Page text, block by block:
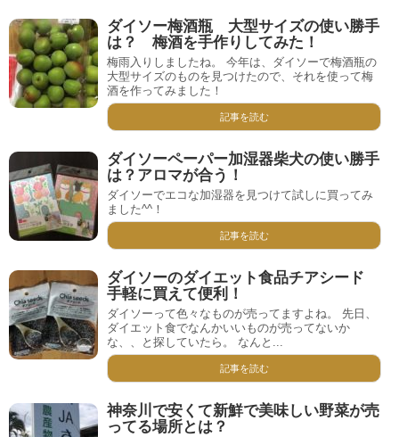
ダイソー梅酒瓶 大型サイズの使い勝手
は？ 梅酒を手作りしてみた！
梅雨入りしましたね。 今年は、ダイソーで梅酒瓶の
大型サイズのものを見つけたので、それを使って梅
酒を作ってみました！
記事を読む
ダイソーペーパー加湿器柴犬の使い勝手
は？アロマが合う！
ダイソーでエコな加湿器を見つけて試しに買ってみ
ました^^！
記事を読む
ダイソーのダイエット食品チアシード
手軽に買えて便利！
ダイソーって色々なものが売ってますよね。 先日、
ダイエット食でなんかいいものが売ってないか
な、、と探していたら。 なんと...
記事を読む
神奈川で安くて新鮮で美味しい野菜が売
ってる場所とは？